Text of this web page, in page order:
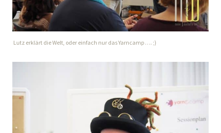
Lutz erklärt die Welt, oder einfach nur das Yarncamp …. ;)